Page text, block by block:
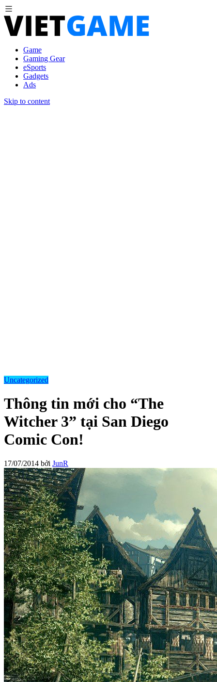
Game
Gaming Gear
eSports
Gadgets
Ads
Skip to content
Uncategorized
Thông tin mới cho “The
Witcher 3” tại San Diego
Comic Con!
17/07/2014 bởi JunR